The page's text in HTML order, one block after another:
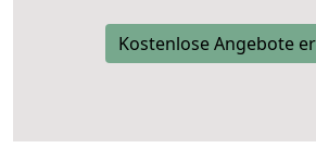
Kostenlose Angebote